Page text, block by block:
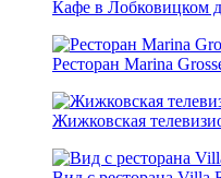
Кафе в Лобковицком
Ресторан Marina
Жижковская